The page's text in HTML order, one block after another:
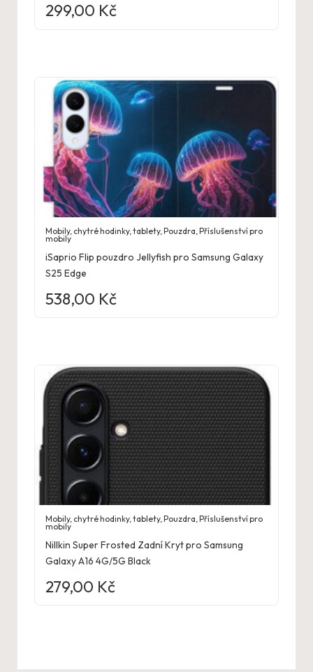
299,00 Kč
Mobily, chytré hodinky, tablety,Pouzdra,Příslušenství pro
mobily
iSaprio Flip pouzdro Jellyfish pro Samsung Galaxy
S25 Edge
538,00 Kč
Mobily, chytré hodinky, tablety,Pouzdra,Příslušenství pro
mobily
Nillkin Super Frosted Zadní Kryt pro Samsung
Galaxy A16 4G/5G Black
279,00 Kč